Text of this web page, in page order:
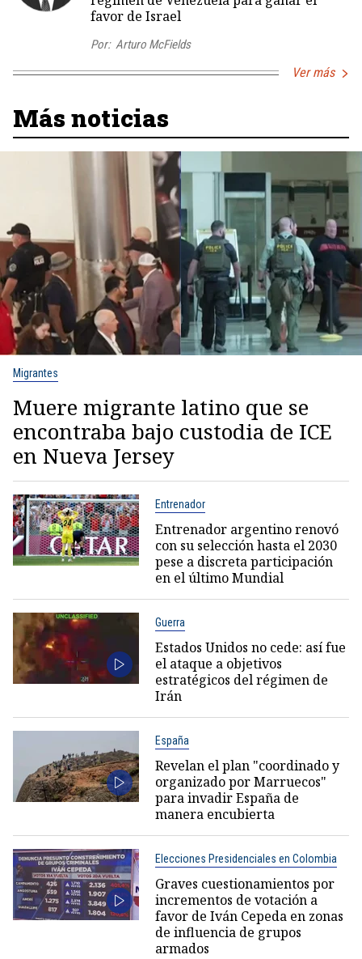
favor de Israel
Por: Arturo McFields
Ver más
Más noticias
Migrantes
Muere migrante latino que se
encontraba bajo custodia de ICE
en Nueva Jersey
Entrenador
Entrenador argentino renovó
con su selección hasta el 2030
pese a discreta participación
en el último Mundial
Guerra
Estados Unidos no cede: así fue
el ataque a objetivos
estratégicos del régimen de
Irán
España
Revelan el plan "coordinado y
organizado por Marruecos"
para invadir España de
manera encubierta
Elecciones Presidenciales en Colombia
Graves cuestionamientos por
incrementos de votación a
favor de Iván Cepeda en zonas
de influencia de grupos
armados